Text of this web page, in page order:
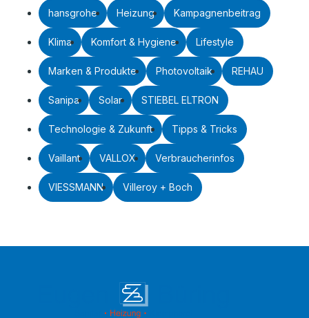
hansgrohe Heizung Kampagnenbeitrag
Klima Komfort & Hygiene Lifestyle
Marken & Produkte Photovoltaik REHAU
Sanipa Solar STIEBEL ELTRON
Technologie & Zukunft Tipps & Tricks
Vaillant VALLOX Verbraucherinfos
VIESSMANN Villeroy + Boch